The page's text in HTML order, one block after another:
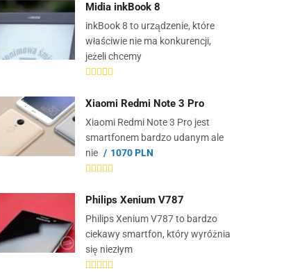
Midia inkBook 8
inkBook 8 to urządzenie, które
właściwie nie ma konkurencji,
jeżeli chcemy
Xiaomi Redmi Note 3 Pro
Xiaomi Redmi Note 3 Pro jest
smartfonem bardzo udanym ale
nie
1070 PLN
Philips Xenium V787
Philips Xenium V787 to bardzo
ciekawy smartfon, który wyróżnia
się niezłym